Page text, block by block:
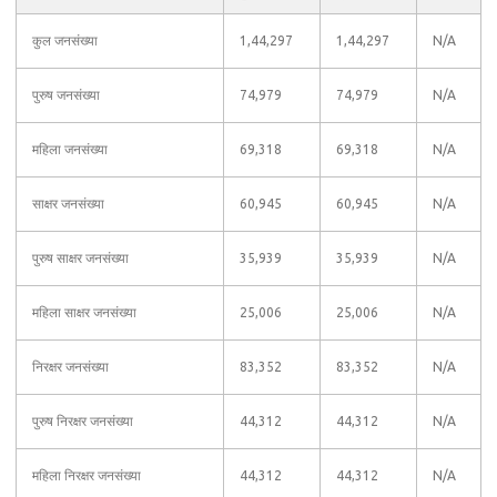
कुल जनसंख्या 1,44,297 1,44,297 N/A
पुरुष जनसंख्या 74,979 74,979 N/A
महिला जनसंख्या 69,318 69,318 N/A
साक्षर जनसंख्या 60,945 60,945 N/A
पुरुष साक्षर जनसंख्या 35,939 35,939 N/A
महिला साक्षर जनसंख्या 25,006 25,006 N/A
निरक्षर जनसंख्या 83,352 83,352 N/A
पुरुष निरक्षर जनसंख्या 44,312 44,312 N/A
महिला निरक्षर जनसंख्या 44,312 44,312 N/A